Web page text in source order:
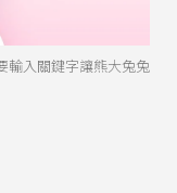
輸入關鍵字讓熊大兔兔